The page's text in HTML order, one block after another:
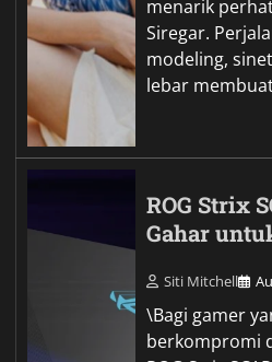
menarik
Siregar.
modeling,
lebar
ROG Strix
Gahar
Siti Mitchell
\Bagi gamer
berkompromi